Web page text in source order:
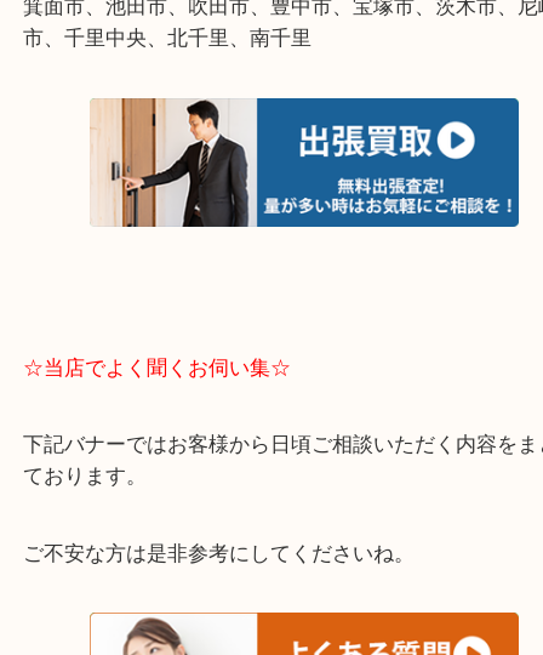
遠方のお客様・お品物が多いお客様へは近場でも出
伺います。
重たい…遠い…量多い…こんな時はお気軽に下記バ
ご依頼ください。
市、千里中央、北千里、南千里